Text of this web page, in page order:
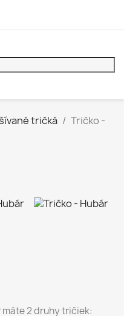
tričká
Tričko -
2 druhy tričiek: